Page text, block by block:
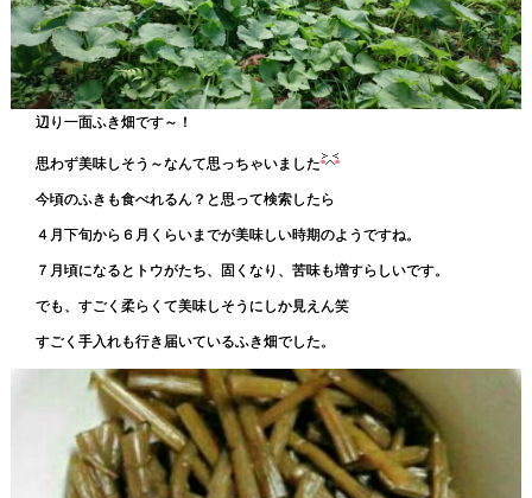
辺り一面ふき畑です～！
思わず美味しそう～なんて思っちゃいました
今頃のふきも食べれるん？と思って検索したら
４月下旬から６月くらいまでが美味しい時期のようですね。
７月頃になるとトウがたち、固くなり、苦味も増すらしいです。
でも、すごく柔らくて美味しそうにしか見えん笑
すごく手入れも行き届いているふき畑でした。